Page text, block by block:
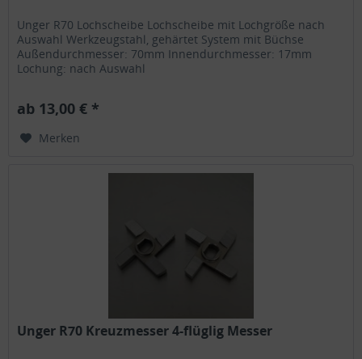
Unger R70 Lochscheibe Lochscheibe mit Lochgröße nach
Auswahl Werkzeugstahl, gehärtet System mit Büchse
Außendurchmesser: 70mm Innendurchmesser: 17mm
Lochung: nach Auswahl
ab 13,00 € *
Merken
Unger R70 Kreuzmesser 4-flüglig Messer